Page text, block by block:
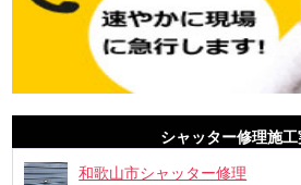
シャッター修理施
和歌山市シャッター修理